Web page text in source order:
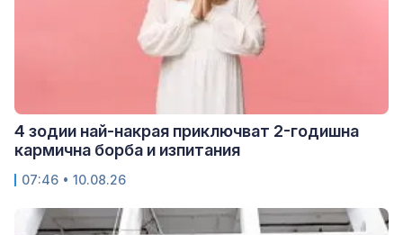
4 зодии най-накрая приключват 2-годишна
кармична борба и изпитания
07:46 • 10.08.26